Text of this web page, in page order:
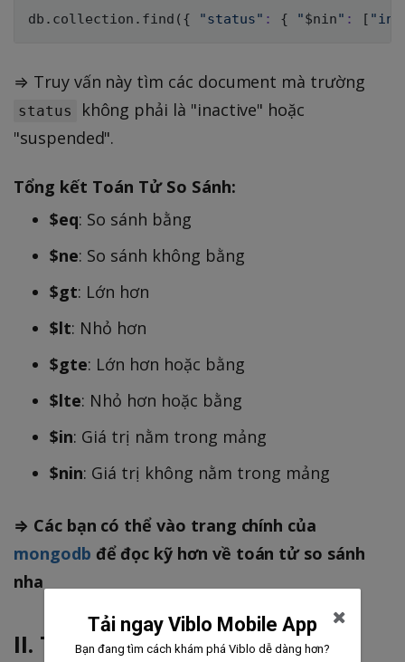
db.collection.find ( { "status" : { "$nin" : [
⇒ Truy vấn này tìm các document mà trường
status
không phải là "inactive" hoặc
"suspended".
Tổng kết Toán Tử So Sánh:
$eq: So sánh bằng
$ne: So sánh không bằng
$gt: Lớn hơn
$lt: Nhỏ hơn
$gte: Lớn hơn hoặc bằng
$lte: Nhỏ hơn hoặc bằng
$in: Giá trị nằm trong mảng
$nin: Giá trị không nằm trong mảng
⇒ Các bạn có thể vào trang chính của
mongodb để đọc kỹ hơn về toán tử so sánh
nha
II. Toán Tử Logic
Tải ngay Viblo Mobile App
Bạn đang tìm cách khám phá Viblo dễ dàng hơn?